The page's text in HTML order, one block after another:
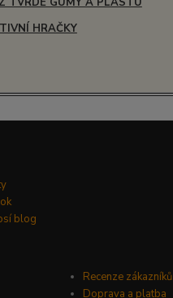
HRAČKY
blog
Recenze zákazníků
Doprava a platba